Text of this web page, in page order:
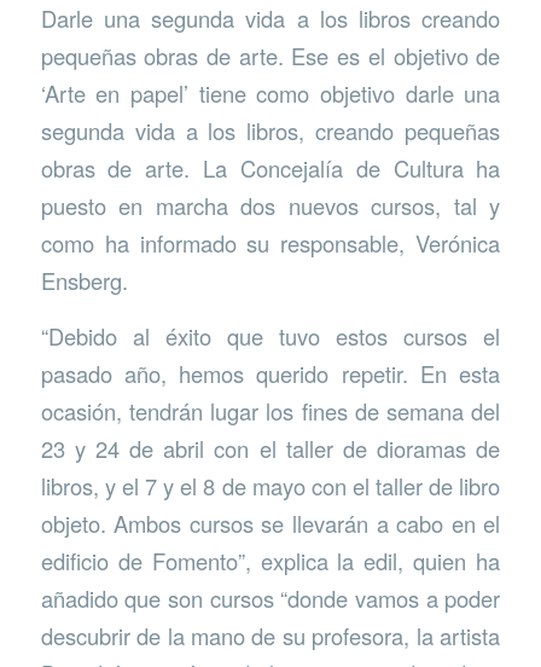
Darle una segunda vida a los libros creando
pequeñas obras de arte. Ese es el objetivo de
‘Arte en papel’ tiene como objetivo darle una
segunda vida a los libros, creando pequeñas
obras de arte. La Concejalía de Cultura ha
puesto en marcha dos nuevos cursos, tal y
como ha informado su responsable, Verónica
Ensberg.
“Debido al éxito que tuvo estos cursos el
pasado año, hemos querido repetir. En esta
ocasión, tendrán lugar los fines de semana del
23 y 24 de abril con el taller de dioramas de
libros, y el 7 y el 8 de mayo con el taller de libro
objeto. Ambos cursos se llevarán a cabo en el
edificio de Fomento”, explica la edil, quien ha
añadido que son cursos “donde vamos a poder
descubrir de la mano de su profesora, la artista